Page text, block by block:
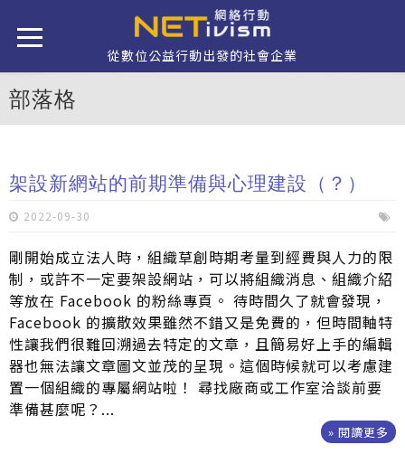
從數位公益行動出發的社會企業
部落格
架設新網站的前期準備與心理建設（？）
2022-09-30
剛開始成立法人時，組織草創時期考量到經費與人力的限
制，或許不一定要架設網站，可以將組織消息、組織介紹
等放在 Facebook 的粉絲專頁。 待時間久了就會發現，
Facebook 的擴散效果雖然不錯又是免費的，但時間軸特
性讓我們很難回溯過去特定的文章，且簡易好上手的編輯
器也無法讓文章圖文並茂的呈現。這個時候就可以考慮建
置一個組織的專屬網站啦！ 尋找廠商或工作室洽談前要
準備甚麼呢？...
» 閱讀更多